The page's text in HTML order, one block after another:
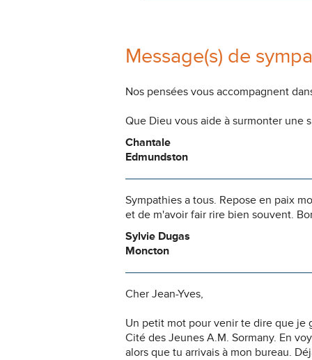
Message(s) de
Nos pensées vous accompagnent
Que Dieu vous aide à surmonter une
Chantale
Edmundston
Sympathies a tous. Repose en paix
et de m'avoir fair rire bien souvent.
Sylvie Dugas
Moncton
Cher Jean-Yves,
Un petit mot pour venir te dire que je
Cité des Jeunes A.M. Sormany. En
alors que tu arrivais à mon bureau.